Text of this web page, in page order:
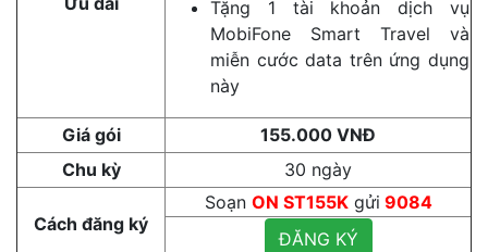
Tặng 1 tài khoản dịch vụ
MobiFone Smart Travel và
miễn cước data trên ứng dụng
này
Giá gói
155.000 VNĐ
Chu kỳ
30 ngày
Cách đăng ký
Soạn ON ST155Kgửi 9084
ĐĂNG KÝ